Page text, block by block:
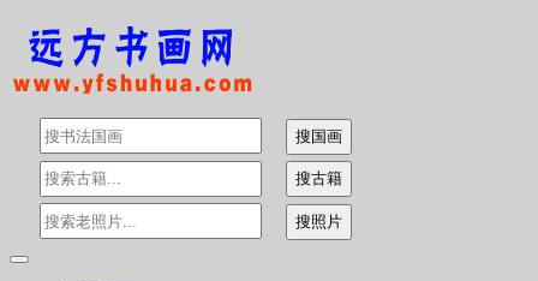
Skip
content
Expand